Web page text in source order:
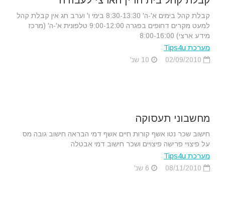
קבלת קהל בימים א'-ה' 8:30-13:30 בימי ו' וערב חג אין קבלת קהל
למעט מקרים דחופים בפגרה 9:00-12:00 טלפונית א'-ה' (מרכז
מידע ארצי) 8:00-16:00
מערכת Tips4u
מחשבוני תעסוקה
חישוב שכר נטו אשף קורות חיים אשף דמי הבראה חישוב גובה מס
על פיצויי פרישה פיצויים ושכר חישוב דמי אבטלה
מערכת Tips4u